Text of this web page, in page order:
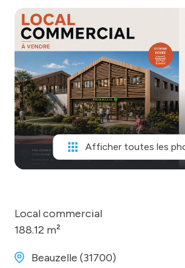
MONGARAGENVILLE
contact
Afficher toutes les
Local commercial
188.12 m²
Beauzelle (31700)